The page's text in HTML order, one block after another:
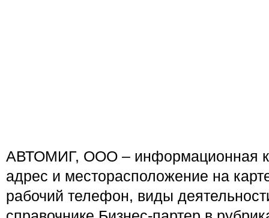
АВТОМИГ, ООО – информационная
адрес и месторасположение на
рабочий телефон, виды